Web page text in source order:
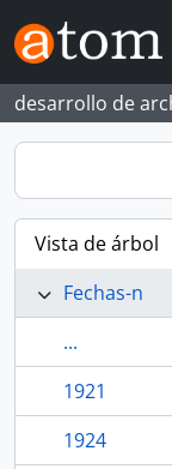
Skip to main content
desarrollo de
Vista de árbol
Fechas-n
...
1921
1924